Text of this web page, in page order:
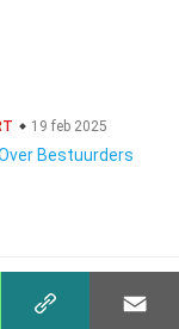
19 feb 2025
Bestuurders